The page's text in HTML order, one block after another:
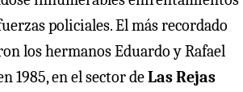
policiales. El más recordado
los hermanos Eduardo y Rafael
1985, en el sector deLas Rejas